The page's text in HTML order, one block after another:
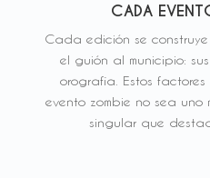
CADA
Cada edición se
el guión al municipio:
orografía. Estos
evento zombie no sea uno
singular que